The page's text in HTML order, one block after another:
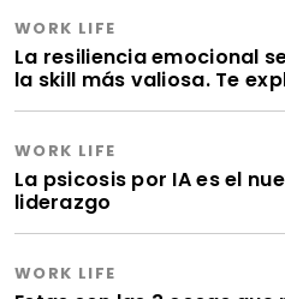
WORK LIFE
La resiliencia emocional
la skill más valiosa. Te
WORK LIFE
La psicosis por IA es el
liderazgo
WORK LIFE